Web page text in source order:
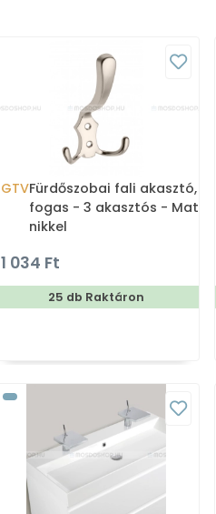
GTVFürdőszobai fali akasztó,
fogas - 3 akasztós - Matt
nikkel
1 034 Ft
25 db Raktáron